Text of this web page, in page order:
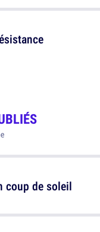
coup de soleil